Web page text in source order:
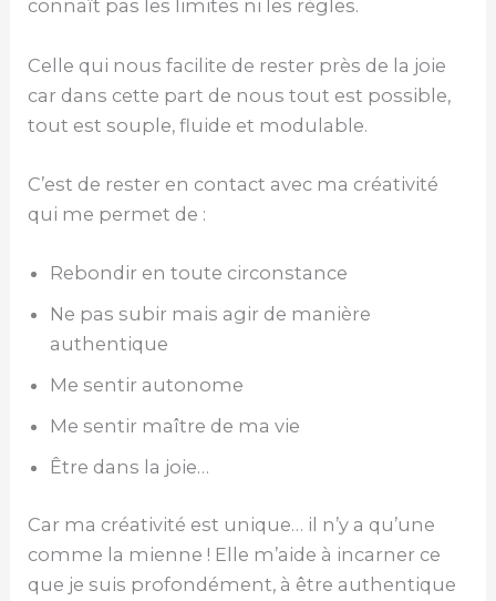
connaît pas les limites ni les règles.
Celle qui nous facilite de rester près de la joie
car dans cette part de nous tout est possible,
tout est souple, fluide et modulable.
C’est de rester en contact avec ma créativité
qui me permet de :
Rebondir en toute circonstance
Ne pas subir mais agir de manière
authentique
Me sentir autonome
Me sentir maître de ma vie
Être dans la joie…
Car ma créativité est unique… il n’y a qu’une
comme la mienne ! Elle m’aide à incarner ce
que je suis profondément, à être authentique